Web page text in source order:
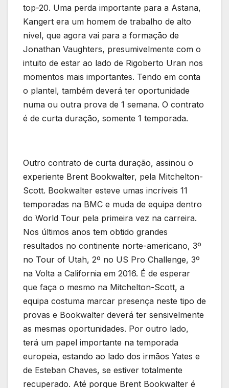
top-20. Uma perda importante para a Astana,
Kangert era um homem de trabalho de alto
nível, que agora vai para a formação de
Jonathan Vaughters, presumivelmente com o
intuito de estar ao lado de Rigoberto Uran nos
momentos mais importantes. Tendo em conta
o plantel, também deverá ter oportunidade
numa ou outra prova de 1 semana. O contrato
é de curta duração, somente 1 temporada.
Outro contrato de curta duração, assinou o
experiente Brent Bookwalter, pela Mitchelton-
Scott. Bookwalter esteve umas incríveis 11
temporadas na BMC e muda de equipa dentro
do World Tour pela primeira vez na carreira.
Nos últimos anos tem obtido grandes
resultados no continente norte-americano, 3º
no Tour of Utah, 2º no US Pro Challenge, 3º
na Volta a California em 2016. É de esperar
que faça o mesmo na Mitchelton-Scott, a
equipa costuma marcar presença neste tipo de
provas e Bookwalter deverá ter sensivelmente
as mesmas oportunidades. Por outro lado,
terá um papel importante na temporada
europeia, estando ao lado dos irmãos Yates e
de Esteban Chaves, se estiver totalmente
recuperado. Até porque Brent Bookwalter é